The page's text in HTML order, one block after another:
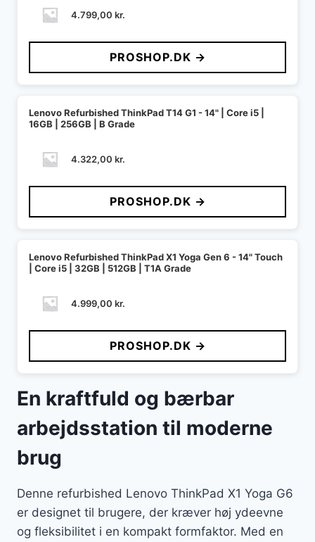
4.799,00 kr.
PROSHOP.DK →
Lenovo Refurbished ThinkPad T14 G1 - 14" | Core i5 |
16GB | 256GB | B Grade
4.322,00 kr.
PROSHOP.DK →
Lenovo Refurbished ThinkPad X1 Yoga Gen 6 - 14" Touch
| Core i5 | 32GB | 512GB | T1A Grade
4.999,00 kr.
PROSHOP.DK →
En kraftfuld og bærbar
arbejdsstation til moderne
brug
Denne refurbished Lenovo ThinkPad X1 Yoga G6
er designet til brugere, der kræver høj ydeevne
og fleksibilitet i en kompakt formfaktor. Med en